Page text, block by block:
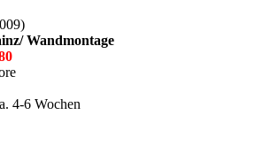
)
Wandmontage
4-6 Wochen